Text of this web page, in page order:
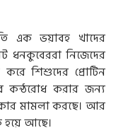
এক ভয়াবহ খাদের
ধনকুবেররা নিজেদের
শিশুদের প্রোটিন
কন্ঠরোধ করার জন্য
মামলা করছে। আর
হয়ে আছে।